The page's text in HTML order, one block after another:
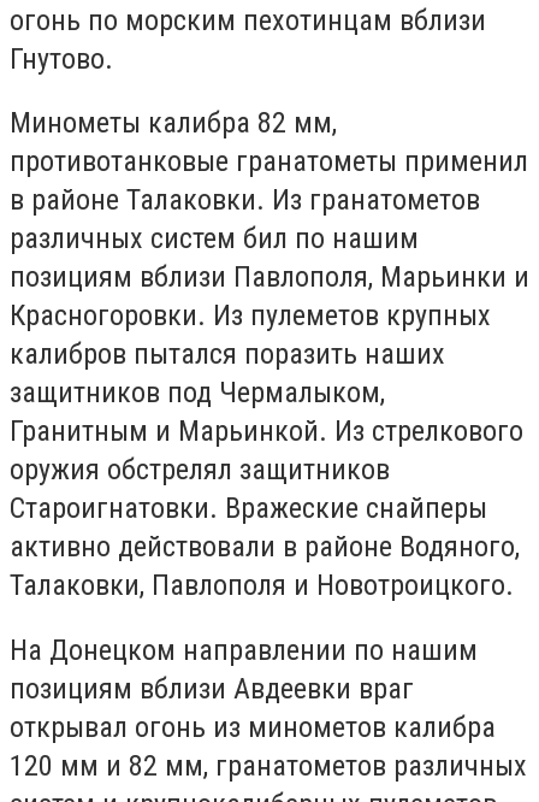
огонь по морским пехотинцам вблизи
Гнутово.
Минометы калибра 82 мм,
противотанковые гранатометы применил
в районе Талаковки. Из гранатометов
различных систем бил по нашим
позициям вблизи Павлополя, Марьинки и
Красногоровки. Из пулеметов крупных
калибров пытался поразить наших
защитников под Чермалыком,
Гранитным и Марьинкой. Из стрелкового
оружия обстрелял защитников
Староигнатовки. Вражеские снайперы
активно действовали в районе Водяного,
Талаковки, Павлополя и Новотроицкого.
На Донецком направлении по нашим
позициям вблизи Авдеевки враг
открывал огонь из минометов калибра
120 мм и 82 мм, гранатометов различных